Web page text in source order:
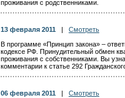
проживания с родственниками.
13 февраля 2011
Смотреть
В программе «Принцип закона» –
кодексе РФ. Принудительный обмен
проживания с собственниками. Вы
комментарии к статье 292
06 февраля 2011
Смотреть